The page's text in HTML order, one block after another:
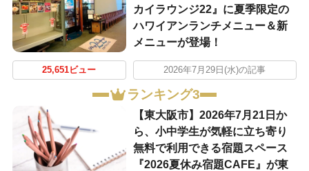
カイラウンジ22』に夏季限定の
ハワイアンランチメニュー＆新
メニューが登場！
25,651ビュー 2026年7月29日(水)の記事
ランキング3
【東大阪市】2026年7月21日か
ら、小中学生が気軽に立ち寄り
無料で利用できる宿題スペース
『2026夏休み宿題CAFE』が東